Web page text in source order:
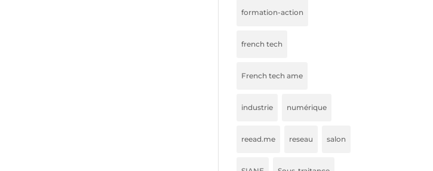
formation-action
french tech
French tech ame
industrie numérique
reead.me reseau salon